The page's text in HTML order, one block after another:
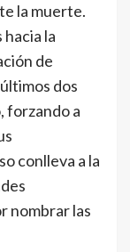
la muerte.
la
de
dos
forzando a
conlleva a la
nombrar las